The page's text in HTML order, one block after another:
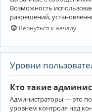
Возможность
разрешений,
Вернуться к началу
Уровни
Кто такие
Администраторы — это
уровнем контроля над